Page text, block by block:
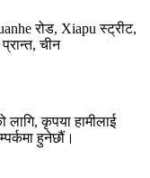
रोड, Xiapu स्ट्रीट,
चीन
लागि, कृपया हामीलाई
हुनेछौं।